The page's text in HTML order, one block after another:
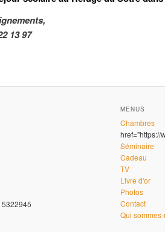
13 97
5322945
MENUS
Chambres
href="https://
Séminaire
Cadeau
TV
Livre d'or
Photos
Contact
Qui